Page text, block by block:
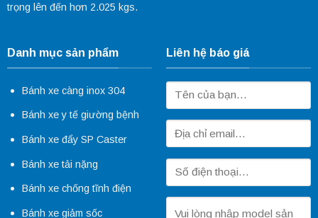
trọng lên đến hơn 2.025 kgs.
Danh mục sản phẩm
Bánh xe càng inox 304
Bánh xe y tế giường bệnh
Bánh xe đẩy SP Caster
Bánh xe tải nặng
Bánh xe chống tĩnh điện
Bánh xe giảm sốc
Liên hệ báo giá